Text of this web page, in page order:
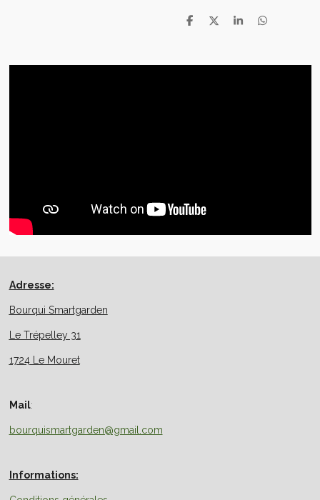
P
a
P
a
P
a
P
a
Adresse:
Bourqui Smartgarden
Le Trépelley 31
1724 Le Mouret
Mail:
bourquismartgarden@gmail.com
Informations: